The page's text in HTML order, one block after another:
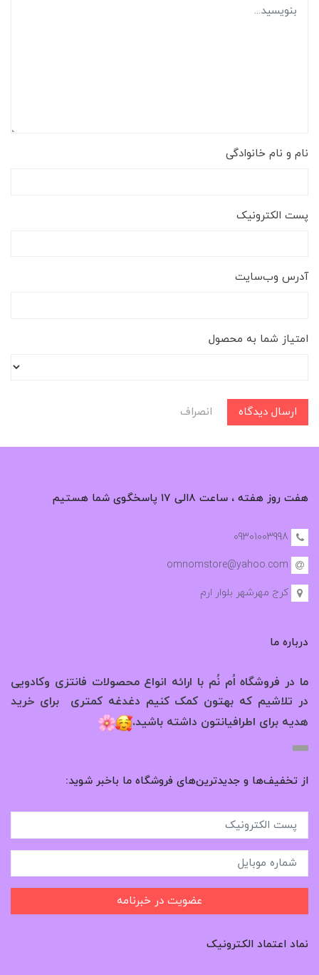
نام و نام خانوادگی
پست الکترونیک
آدرس وب‌سایت
امتیاز شما به محصول
ارسال دیدگاه انصراف
هفت روز هفته ، ساعت ۸الی ۱۷ پاسخگوی شما هستیم
09301003998
omnomstore@yahoo.com
کرج مهرشهر بلوار ارم
درباره ما
ما در فروشگاه اُم نُم با ارائه انواع محصولات فانتزی وکادویی
در تلاشیم که بهتون کمک کنیم دغدغه کمتری برای خرید
هدیه برای اطرافیانتون داشته باشید.
از تخفیف‌ها و جدیدترین‌های فروشگاه ما باخبر شوید:
عضویت در خبرنامه
نماد اعتماد الکترونیک